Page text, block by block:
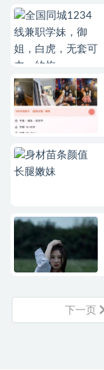
下一页